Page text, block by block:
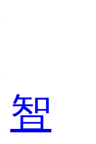
智